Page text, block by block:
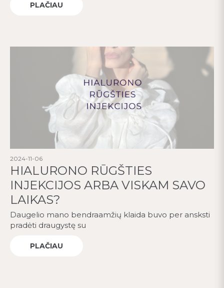
PLAČIAU
2024-11-06
HIALURONO RŪGŠTIES
INJEKCIJOS ARBA VISKAM SAVO
LAIKAS?
Daugelio mano bendraamžių klaida buvo per ansksti
pradėti draugystę su
PLAČIAU